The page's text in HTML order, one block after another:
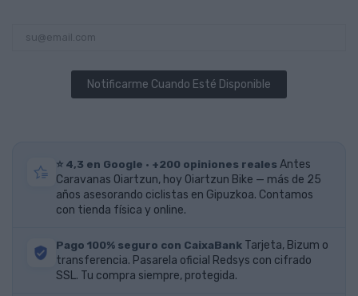
Notificarme Cuando Esté Disponible
⭐ 4,3 en Google · +200 opiniones reales Antes
Caravanas Oiartzun, hoy Oiartzun Bike — más de 25
años asesorando ciclistas en Gipuzkoa. Contamos
con tienda física y online.
Pago 100% seguro con CaixaBank Tarjeta, Bizum o
transferencia. Pasarela oficial Redsys con cifrado
SSL. Tu compra siempre, protegida.